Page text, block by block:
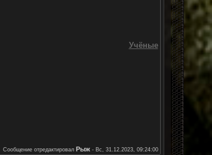
Учёные
Сообщение отредактировал Рыж- Вс, 31.12.2023, 09:24:00